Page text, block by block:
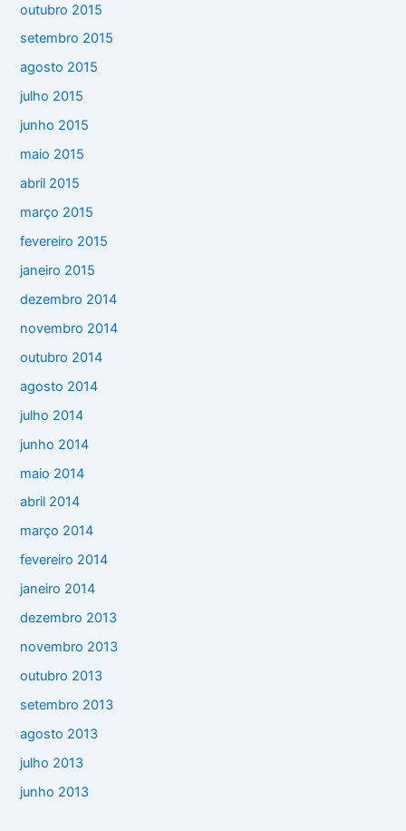
outubro 2015
setembro 2015
agosto 2015
julho 2015
junho 2015
maio 2015
abril 2015
março 2015
fevereiro 2015
janeiro 2015
dezembro 2014
novembro 2014
outubro 2014
agosto 2014
julho 2014
junho 2014
maio 2014
abril 2014
março 2014
fevereiro 2014
janeiro 2014
dezembro 2013
novembro 2013
outubro 2013
setembro 2013
agosto 2013
julho 2013
junho 2013